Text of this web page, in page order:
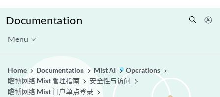
Documentation
Menu
Home Documentation Mist AI
Operations
瞻博网络 Mist 管理指南
安全性与访问
瞻博网络 Mist 门户单点登录